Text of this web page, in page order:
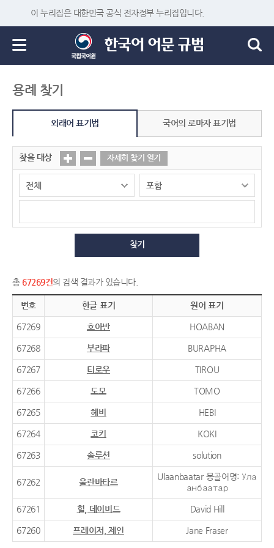
이 누리집은 대한민국 공식 전자정부 누리집입니다.
용례 찾기
외래어 표기법 국어의 로마자 표기법
찾을 대상 자세히 찾기 열기
찾기
총 67269건의 검색 결과가 있습니다.
번호 한글 표기 원어 표기
67269 호아반 HOABAN
67268 부라파 BURAPHA
67267 티로우 TIROU
67266 도모 TOMO
67265 헤비 HEBI
67264 코키 KOKI
67263 솔루션 solution
67262 울란바타르
Ulaanbaatar 몽골어명: Ула
анбаатар
67261 힐, 데이비드 David Hill
67260 프레이저, 제인 Jane Fraser